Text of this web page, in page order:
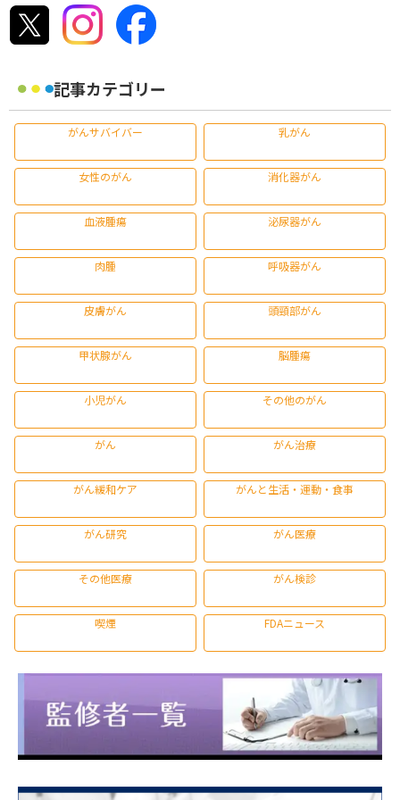
記事カテゴリー
がんサバイバー 乳がん
女性のがん 消化器がん
血液腫瘍 泌尿器がん
肉腫 呼吸器がん
皮膚がん 頭頸部がん
甲状腺がん 脳腫瘍
小児がん その他のがん
がん がん治療
がん緩和ケア がんと生活・運動・食事
がん研究 がん医療
その他医療 がん検診
喫煙 FDAニュース